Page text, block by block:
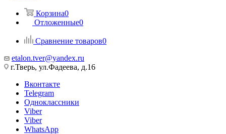
Корзина0
Отложенные0
Сравнение товаров0
etalon.tver@yandex.ru
г.Тверь, ул.Фадеева, д.16
Вконтакте
Telegram
Одноклассники
Viber
Viber
WhatsApp